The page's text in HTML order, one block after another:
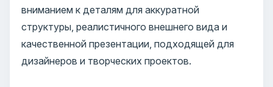
вниманием к деталям для аккуратной
структуры, реалистичного внешнего вида и
качественной презентации, подходящей для
дизайнеров и творческих проектов.